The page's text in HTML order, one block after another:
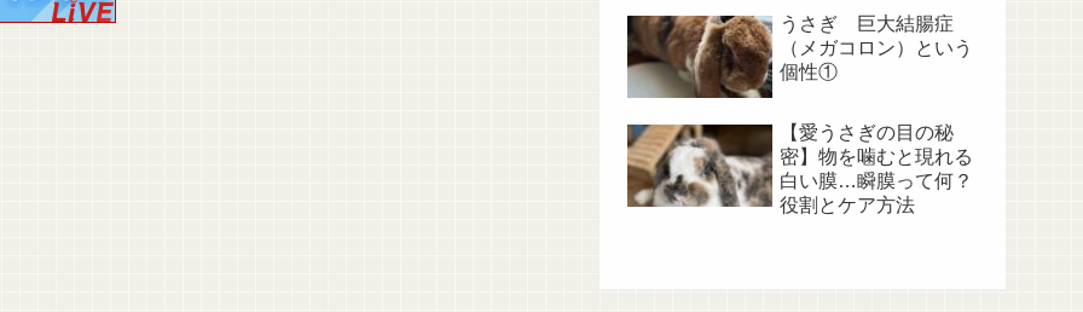
うさぎ 巨大結腸症
（メガコロン）という
個性①
【愛うさぎの目の秘
密】物を噛むと現れる
白い膜…瞬膜って何？
役割とケア方法